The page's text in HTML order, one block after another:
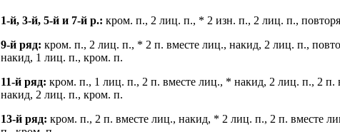
1-й, 3-й, 5-й и 7-й р.: кром. п., 2 лиц. п., * 2 изн. п., 2 лиц. п.,
9-й ряд: кром. п., 2 лиц. п., * 2 п. вместе лиц., накид, 2 лиц. п.,
накид, 1 лиц. п., кром. п.
11-й ряд: кром. п., 1 лиц. п., 2 п. вместе лиц., * накид, 2 лиц. п., 2 п.
накид, 2 лиц. п., кром. п.
13-й ряд: кром. п., 2 п. вместе лиц., накид, * 2 лиц. п., 2 п. вместе